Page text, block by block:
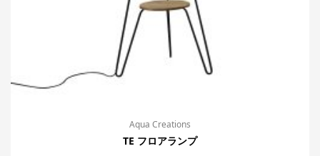
Aqua Creations
TE フロアランプ